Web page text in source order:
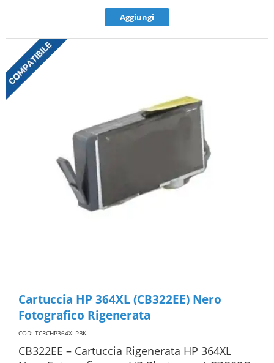
Aggiungi
Cartuccia HP 364XL (CB322EE) Nero
Fotografico Rigenerata
COD: TCRCHP364XLPBK.
CB322EE – Cartuccia Rigenerata HP 364XL